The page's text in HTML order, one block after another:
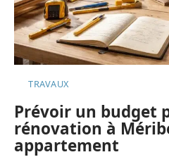
TRAVAUX
Prévoir un budget
rénovation à
appartement